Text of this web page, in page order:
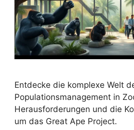
Entdecke die komplexe Welt
Populationsmanagement in
Herausforderungen und die
um das Great Ape Project.